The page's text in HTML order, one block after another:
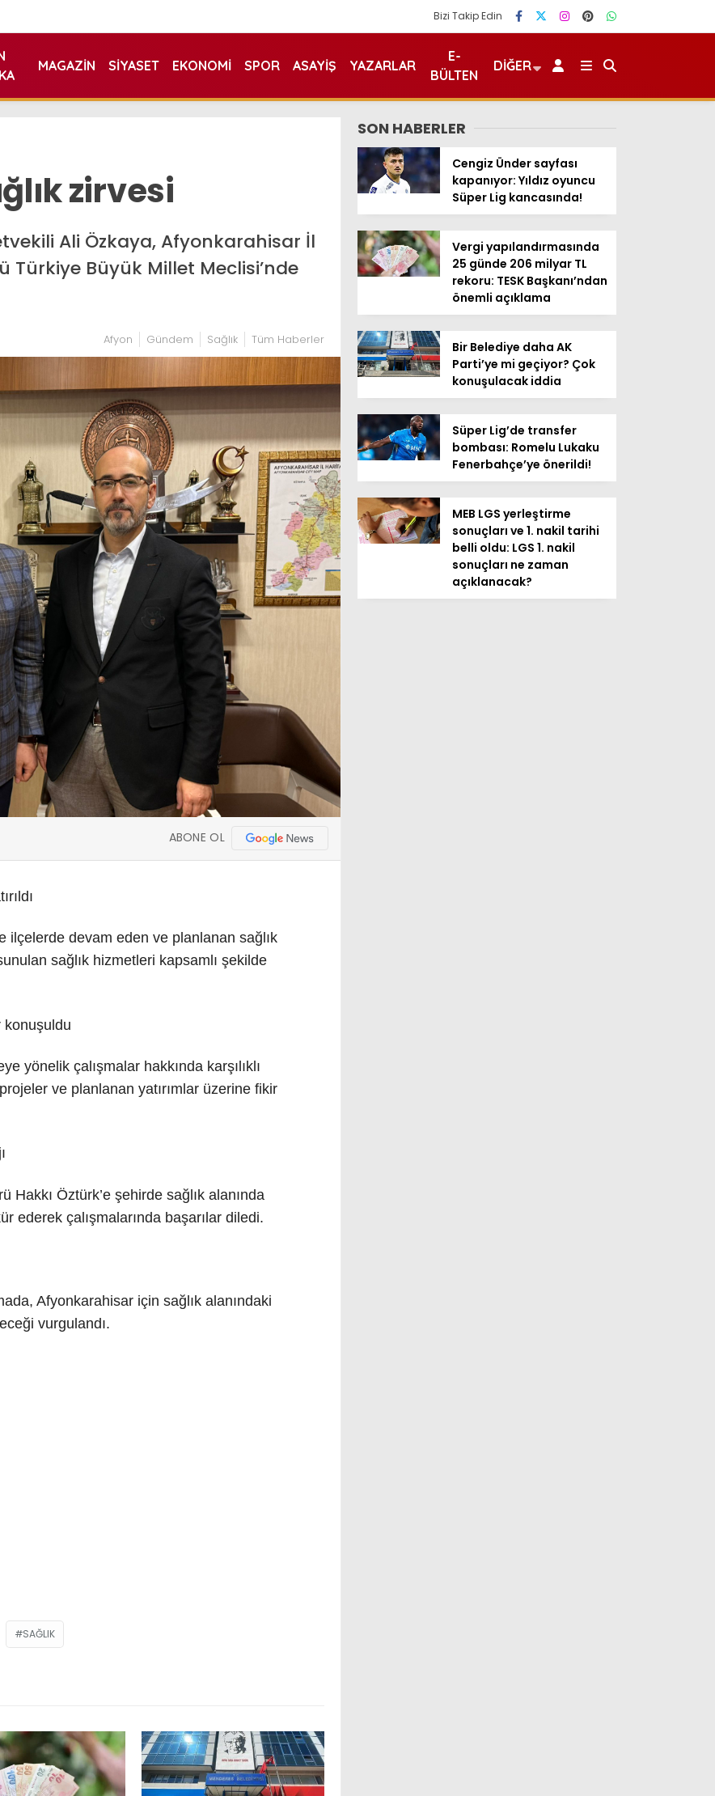
Bizi Takip Edin
MAGAZIN SIYASET EKONOMI SPOR ASAYIŞ YAZARLAR
E-
BÜLTEN
DIĞER
zirvesi
Ali Özkaya, Afyonkarahisar İl
Türkiye Büyük Millet Meclisi’nde
Afyon Gündem Sağlık Tüm Haberler
ABONE OL
ilçelerde devam eden ve planlanan sağlık
sağlık hizmetleri kapsamlı şekilde
konuşuldu
yönelik çalışmalar hakkında karşılıklı
ve planlanan yatırımlar üzerine fikir
Hakkı Öztürk’e şehirde sağlık alanında
ederek çalışmalarında başarılar diledi.
Afyonkarahisar için sağlık alanındaki
vurgulandı.
SAĞLIK
SON HABERLER
Cengiz Ünder sayfası
kapanıyor: Yıldız oyuncu
Süper Lig kancasında!
Vergi yapılandırmasında
25 günde 206 milyar TL
rekoru: TESK Başkanı’ndan
önemli açıklama
Bir Belediye daha AK
Parti’ye mi geçiyor? Çok
konuşulacak iddia
Süper Lig’de transfer
bombası: Romelu Lukaku
Fenerbahçe’ye önerildi!
MEB LGS yerleştirme
sonuçları ve 1. nakil tarihi
belli oldu: LGS 1. nakil
sonuçları ne zaman
açıklanacak?